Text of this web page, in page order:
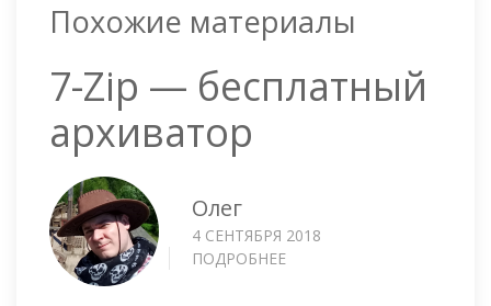
Похожие материалы
7-Zip — бесплатный
архиватор
Олег
4 СЕНТЯБРЯ 2018
ПОДРОБНЕЕ